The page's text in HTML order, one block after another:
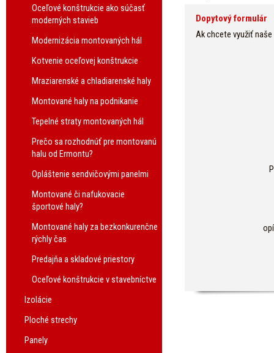
Oceľové konštrukcie ako súčasť
moderných stavieb
Modernizácia montovaných hál
Kotvenie oceľovej konštrukcie
Mraziarenské a chladiarenské haly
Montované haly na podnikanie
Tepelné straty montovaných hál
Prečo sa rozhodnúť pre montovanú
halu od Ermontu?
Opláštenie sendvičovými panelmi
Montované či nafukovacie
športové haly?
Montované haly za bezkonkurenčne
rýchly čas
Predajňa a skladové priestory
Oceľové konštrukcie v stavebníctve
Izolácie
Ploché strechy
Panely
Dopytový formulár
Ak chcete využiť